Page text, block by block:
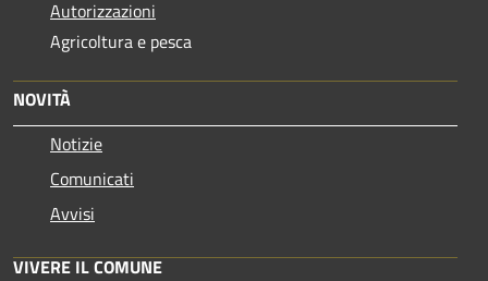
Autorizzazioni
Agricoltura e pesca
NOVITÀ
Notizie
Comunicati
Avvisi
VIVERE IL COMUNE